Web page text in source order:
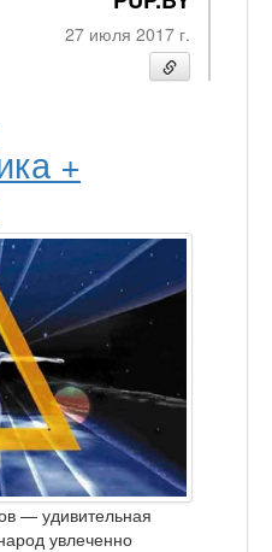
27 июля 2017 г.
+
— удивительная
увлеченно